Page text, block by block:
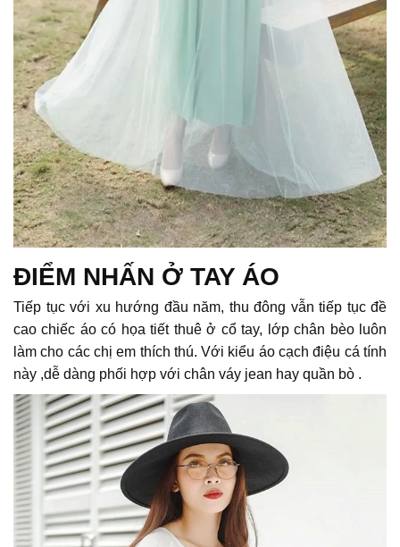
ĐIỂM NHẤN Ở TAY ÁO
Tiếp tục với xu hướng đầu năm, thu đông vẫn tiếp tục đề
cao chiếc áo có họa tiết thuê ở cổ tay, lớp chân bèo luôn
làm cho các chị em thích thú. Với kiểu áo cạch điệu cá tính
này ,dễ dàng phối hợp với chân váy jean hay quần bò .